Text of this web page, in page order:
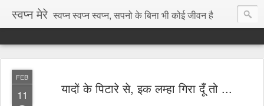
स्वप्न मेरे स्वप्न स्वप्न स्वप्न, सपनो के बिना भी कोई जीवन है
FEB
11 यादों के पिटारे से, इक लम्हा गिरा दूँ तो ...